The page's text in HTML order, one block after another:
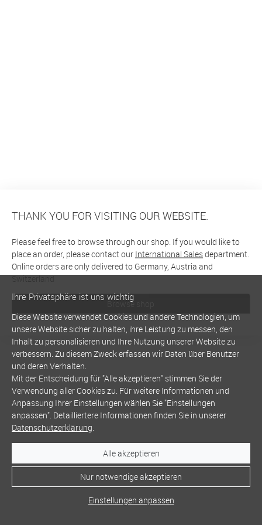
THANK YOU FOR VISITING OUR WEBSITE.
Please feel free to browse through our shop. If you would like to
place an order, please contact our International Salesdepartment.
Online orders are only delivered to Germany, Austria and
Switzerland
Browse shop
Ihre Privatsphäre ist uns wichtig
Diese Website verwendet Cookies und andere Technologien, um
unsere Website sicher zu halten, ihre Leistung zu messen, den
Inhalt zu personalisieren und Ihre Nutzung unserer Website zu
verbessern. Zu diesem Zweck erfassen wir Daten über Benutzer
und deren Verhalten.
Mit der Entscheidung für "Alle akzeptieren" stimmen Sie der
Verwendung aller Cookies zu. Für weitere Informationen und
Anpassung Ihrer Einstellungen wählen Sie "Einstellungen
anpassen". Detailliertere Informationen finden Sie in unserer
Datenschutzerklärung.
Alle akzeptieren
Nur notwendige akzeptieren
Einstellungen anpassen